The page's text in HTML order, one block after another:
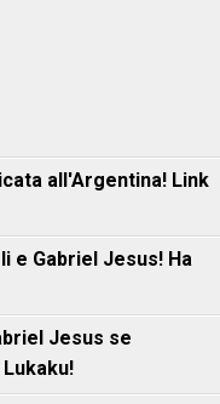
all'Argentina! Link
e Gabriel Jesus! Ha
Jesus se